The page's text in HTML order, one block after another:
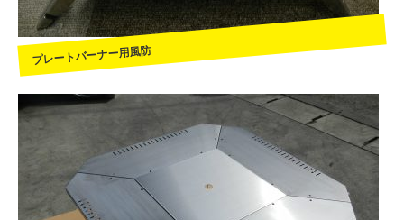
プレートバーナー用風防